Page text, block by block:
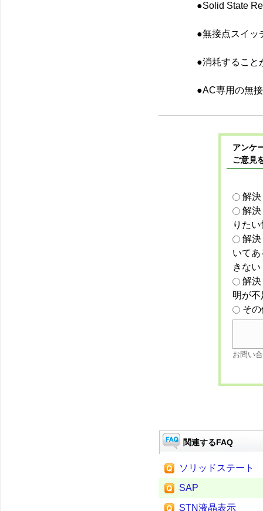
●Solid State
●無接点スイッ
●消耗すること
●AC専用の無
アンケ
ご意見
解
解
りた
解
いて
きない
解
明が
そ
お問い
関連するFAQ
ソリッドステート
SAP
STN液晶表示